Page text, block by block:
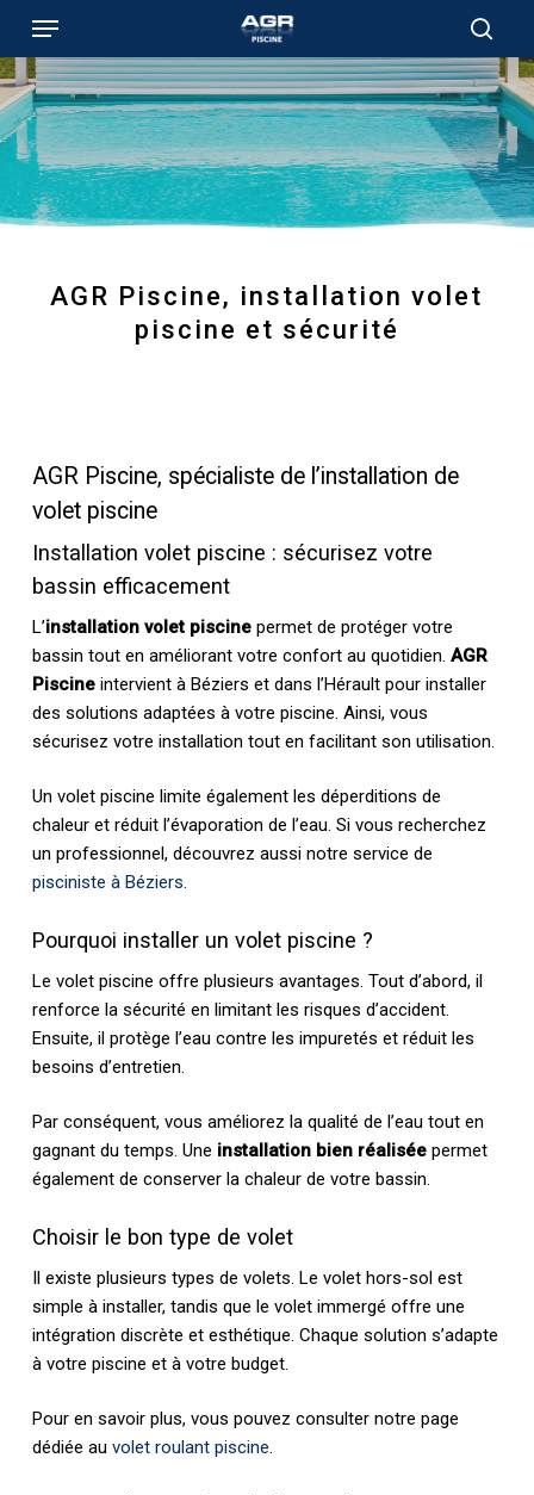
main
content
Menu
AGR Piscine, installation volet
piscine et sécurité
AGR Piscine, spécialiste de l’installation de
volet piscine
Installation volet piscine : sécurisez votre
bassin efficacement
L’installation volet piscine permet de protéger votre
bassin tout en améliorant votre confort au quotidien.AGR
Piscine intervient à Béziers et dans l’Hérault pour installer
des solutions adaptées à votre piscine. Ainsi, vous
sécurisez votre installation tout en facilitant son utilisation.
Un volet piscine limite également les déperditions de
chaleur et réduit l’évaporation de l’eau. Si vous recherchez
un professionnel, découvrez aussi notre service de
pisciniste à Béziers.
Pourquoi installer un volet piscine ?
Le volet piscine offre plusieurs avantages. Tout d’abord, il
renforce la sécurité en limitant les risques d’accident.
Ensuite, il protège l’eau contre les impuretés et réduit les
besoins d’entretien.
Par conséquent, vous améliorez la qualité de l’eau tout en
gagnant du temps. Une installation bien réalisée permet
également de conserver la chaleur de votre bassin.
Choisir le bon type de volet
Il existe plusieurs types de volets. Le volet hors-sol est
simple à installer, tandis que le volet immergé offre une
intégration discrète et esthétique. Chaque solution s’adapte
à votre piscine et à votre budget.
Pour en savoir plus, vous pouvez consulter notre page
dédiée auvolet roulant piscine.